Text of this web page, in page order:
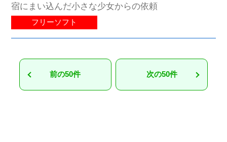
宿にまい込んだ小さな少女からの依頼
フリーソフト
前の50件 次の50件